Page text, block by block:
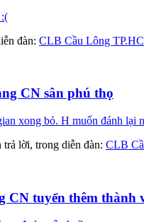
đàn: CLB Cầu Lông
CN sân phú thọ
xong bỏ. H muốn đánh lại
trả lời, trong diễn đàn: CLB
CN tuyển thêm thành